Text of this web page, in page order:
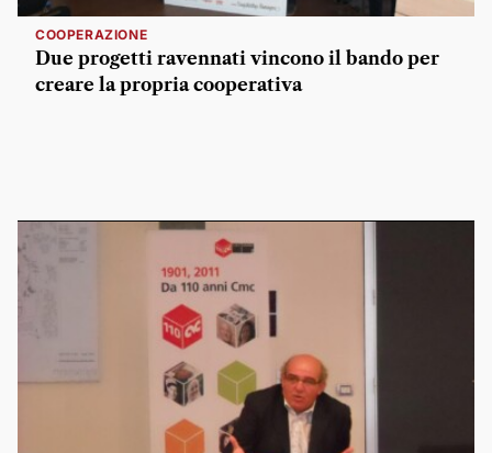
COOPERAZIONE
Due progetti ravennati vincono il bando per
creare la propria cooperativa